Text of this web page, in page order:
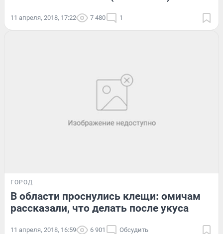
11 апреля, 2018, 17:22 7 480 1
ГОРОД
В области проснулись клещи: омичам
рассказали, что делать после укуса
11 апреля, 2018, 16:59 6 901 Обсудить